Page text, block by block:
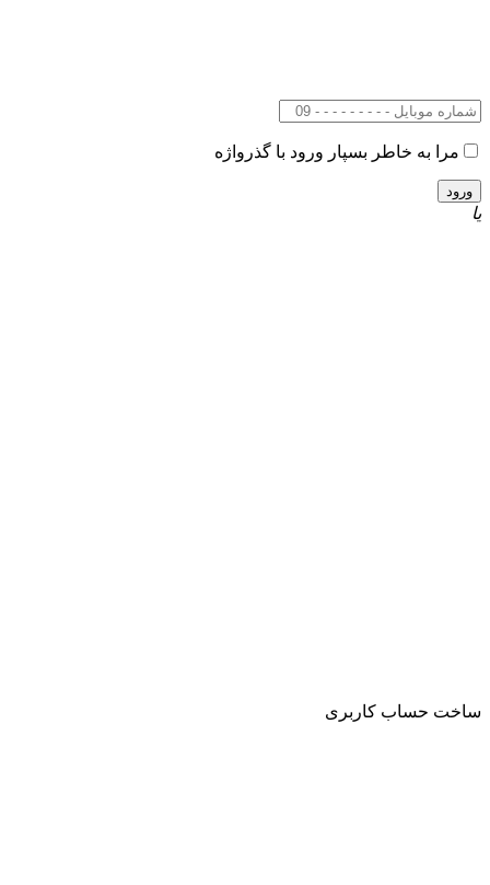
مرا به خاطر بسپار ورود با گذرواژه
یا
ساخت حساب کاربری